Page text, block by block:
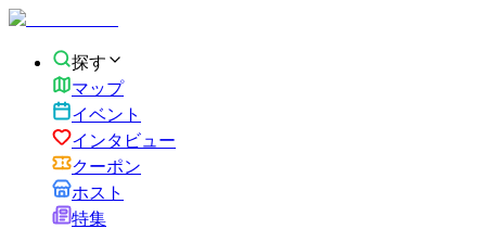
探す
マップ
イベント
インタビュー
クーポン
ホスト
特集